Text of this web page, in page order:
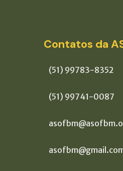
Contatos da
(51) 99783-8352
(51) 99741-0087